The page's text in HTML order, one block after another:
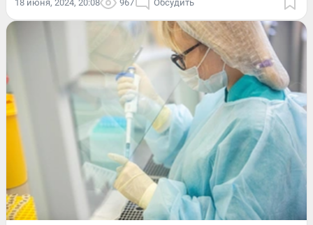
18 июня, 2024, 20:08 967 Обсудить